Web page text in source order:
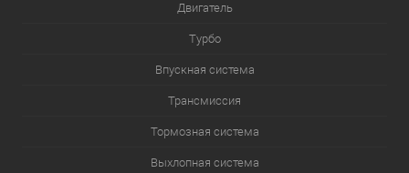
Двигатель
Турбо
Впускная система
Трансмиссия
Тормозная система
Выхлопная система